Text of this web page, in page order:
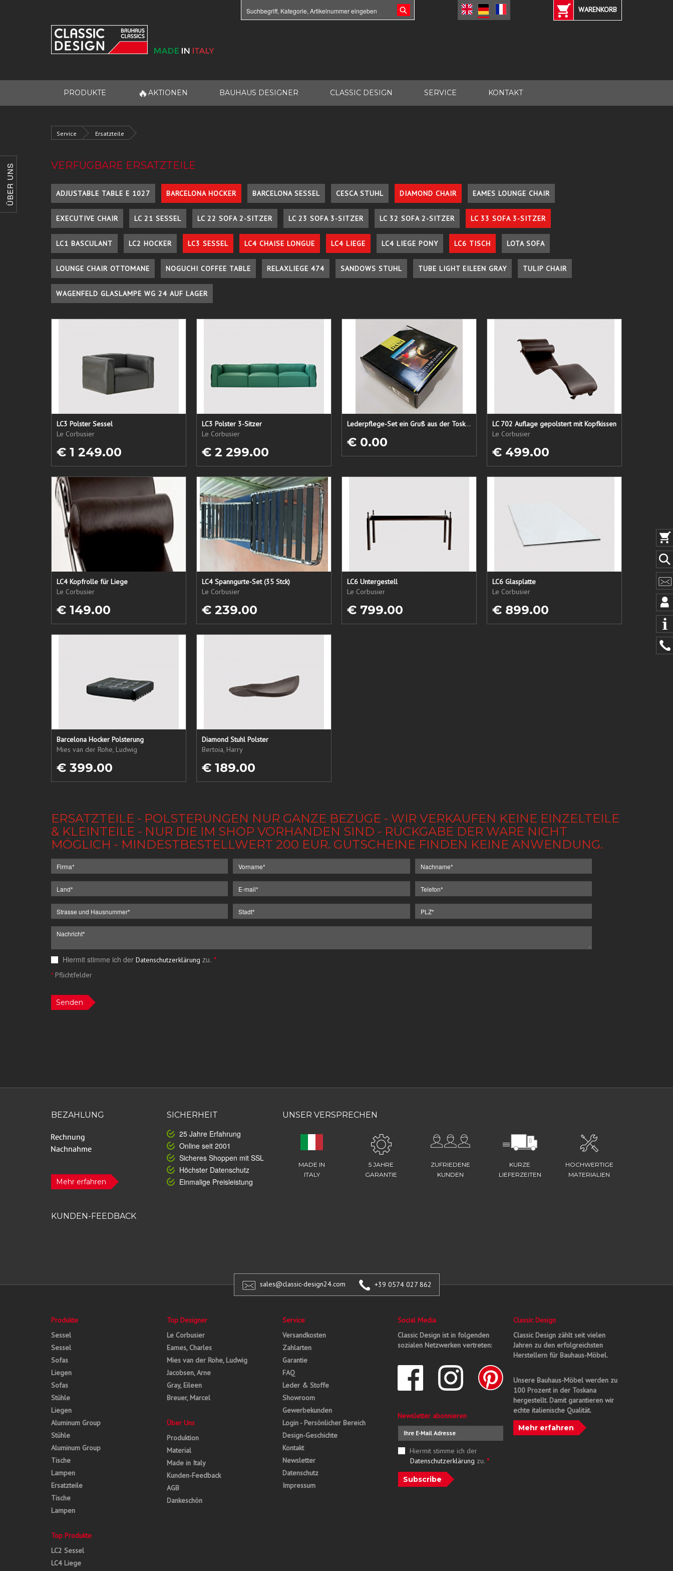
ÜBER UNS
WARENKORB
PRODUKTE 🔥 AKTIONEN BAUHAUS DESIGNER CLASSIC DESIGN SERVICE KONTAKT
Service Ersatzteile
VERFÜGBARE ERSATZTEILE
ADJUSTABLE TABLE E 1027 BARCELONA HOCKER BARCELONA SESSEL CESCA STUHL DIAMOND CHAIR EAMES LOUNGE CHAIR
EXECUTIVE CHAIR LC 21 SESSEL LC 22 SOFA 2-SITZER LC 23 SOFA 3-SITZER LC 32 SOFA 2-SITZER LC 33 SOFA 3-SITZER
LC1 BASCULANT LC2 HOCKER LC3 SESSEL LC4 CHAISE LONGUE LC4 LIEGE LC4 LIEGE PONY LC6 TISCH LOTA SOFA
LOUNGE CHAIR OTTOMANE NOGUCHI COFFEE TABLE RELAXLIEGE 474 SANDOWS STUHL TUBE LIGHT EILEEN GRAY TULIP CHAIR
WAGENFELD GLASLAMPE WG 24 AUF LAGER
LC3 Polster Sessel
Le Corbusier
€ 1 249.00
LC3 Polster 3-Sitzer
Le Corbusier
€ 2 299.00
Lederpflege-Set ein Gruß aus der Toskana...
€ 0.00
LC 702 Auflage gepolstert mit Kopfkissen
Le Corbusier
€ 499.00
LC4 Kopfrolle für Liege
Le Corbusier
€ 149.00
LC4 Spanngurte-Set (35 Stck)
Le Corbusier
€ 239.00
LC6 Untergestell
Le Corbusier
€ 799.00
LC6 Glasplatte
Le Corbusier
€ 899.00
Barcelona Hocker Polsterung
Mies van der Rohe, Ludwig
€ 399.00
Diamond Stuhl Polster
Bertoia, Harry
€ 189.00
ERSATZTEILE - POLSTERUNGEN NUR GANZE BEZÜGE - WIR VERKAUFEN KEINE EINZELTEILE
& KLEINTEILE - NUR DIE IM SHOP VORHANDEN SIND - RÜCKGABE DER WARE NICHT
MÖGLICH - MINDESTBESTELLWERT 200 EUR. GUTSCHEINE FINDEN KEINE ANWENDUNG.
Hiermit stimme ich der Datenschutzerklärung zu. *
*Pflichtfelder
Senden
BEZAHLUNG
Mehr erfahren
SICHERHEIT
25 Jahre Erfahrung
Online seit 2001
Sicheres Shoppen mit SSL
Höchster Datenschutz
Einmalige Preisleistung
UNSER VERSPRECHEN
MADE IN
ITALY
5 JAHRE
GARANTIE
ZUFRIEDENE
KUNDEN
KURZE
LIEFERZEITEN
HOCHWERTIGE
MATERIALIEN
KUNDEN-FEEDBACK
sales@classic-design24.com +39 0574 027 862
Produkte
Sessel
Sessel
Sofas
Liegen
Sofas
Stühle
Liegen
Aluminum Group
Stühle
Aluminum Group
Tische
Lampen
Ersatzteile
Tische
Lampen
Top Produkte
LC2 Sessel
LC4 Liege
Top Designer
Le Corbusier
Eames, Charles
Mies van der Rohe, Ludwig
Jacobsen, Arne
Gray, Eileen
Breuer, Marcel
Über Uns
Produktion
Material
Made in Italy
Kunden-Feedback
AGB
Dankeschön
Service
Versandkosten
Zahlarten
Garantie
FAQ
Leder & Stoffe
Showroom
Gewerbekunden
Login - Persönlicher Bereich
Design-Geschichte
Kontakt
Newsletter
Datenschutz
Impressum
Social Media
Classic Design ist in folgenden
sozialen Netzwerken vertreten:
Newsletter abonnieren
Hiermit stimme ich der
Datenschutzerklärung zu. *
Subscribe
Classic Design
Classic Design zählt seit vielen
Jahren zu den erfolgreichsten
Herstellern für Bauhaus-Möbel.
Unsere Bauhaus-Möbel werden zu
100 Prozent in der Toskana
hergestellt. Damit garantieren wir
echte italienische Qualität.
Mehr erfahren